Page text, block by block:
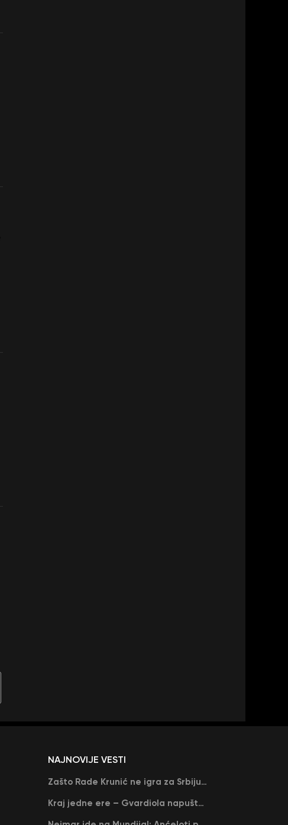
NAJNOVIJE VESTI
Zašto Rade Krunić ne igra za Srbiju? “Iako su mi obećali, niko me nije zvao…”
Kraj jedne ere – Gvardiola napušta Siti na kraju sezone, menja ga njegov nekadašnji rival